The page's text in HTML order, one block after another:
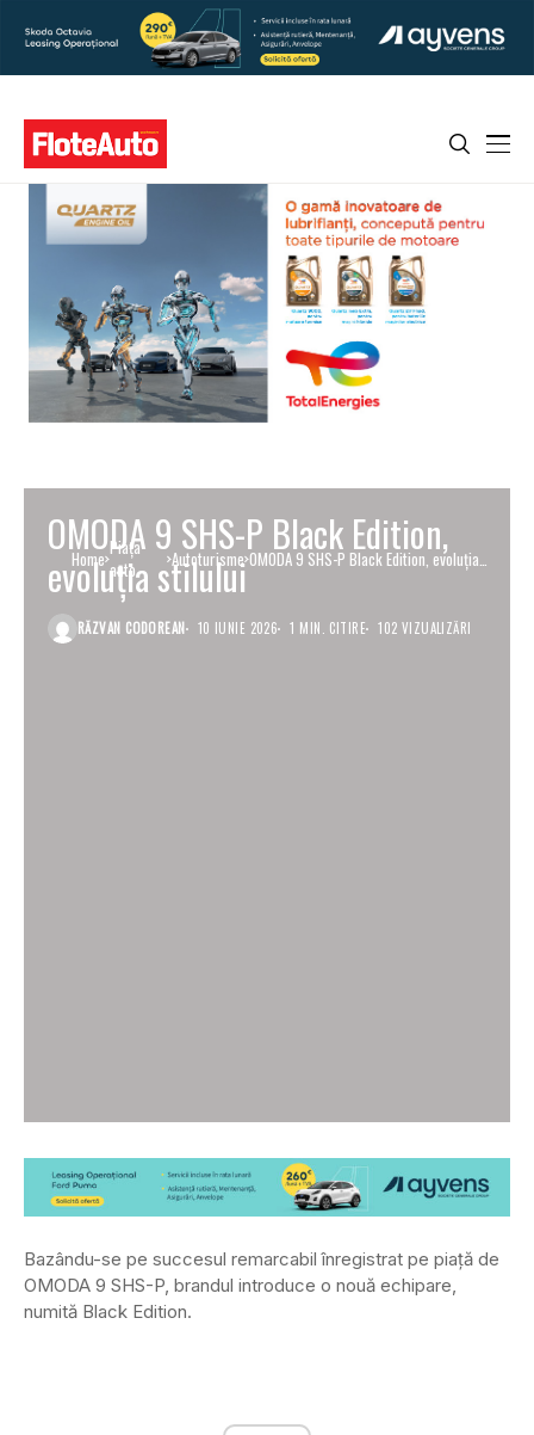
Home Piaţa
auto
Autoturisme OMODA 9 SHS-P Black Edition, evoluția
OMODA 9 SHS-P Black Edition,
evoluția stilului
RĂZVAN CODOREAN 10 IUNIE 2026 1 MIN. CITIRE 102 VIZUALIZĂRI
Bazându-se pe succesul remarcabil înregistrat pe piață de
OMODA 9 SHS-P, brandul introduce o nouă echipare,
numită Black Edition.